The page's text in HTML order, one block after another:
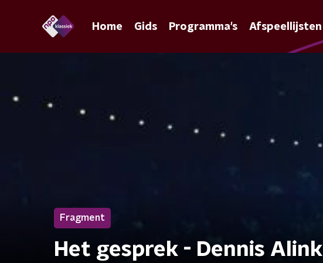
Home Gids Programma's Afspeellijsten
Fragment
Het gesprek - Dennis Alink